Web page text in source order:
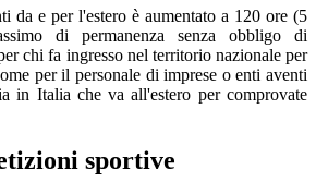
da e per l'estero è aumentato a 120 ore (5
di permanenza senza obbligo di
chi fa ingresso nel territorio nazionale per
per il personale di imprese o enti aventi
in Italia che va all'estero per comprovate
sportive